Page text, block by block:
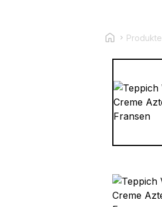
Produkte